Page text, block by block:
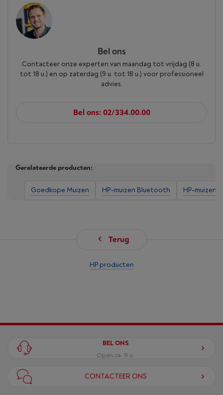
Bel ons
Contacteer onze experten van maandag tot vrijdag (8 u.
tot 18 u.) en op zaterdag (9 u. tot 18 u.) voor professioneel
advies.
Bel ons: 02/334.00.00
Gerelateerde producten:
Goedkope Muizen HP-muizen Bluetooth HP-muizen
Terug
HP producten
BEL ONS
Open za. 9 u.
CONTACTEER ONS